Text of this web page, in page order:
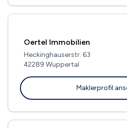
Oertel Immobilien
Heckinghauserstr. 63
42289 Wuppertal
Maklerprofil